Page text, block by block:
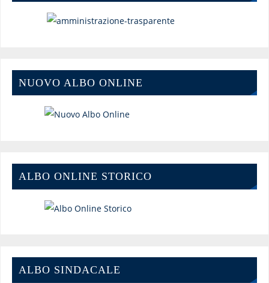
NUOVO ALBO ONLINE
ALBO ONLINE STORICO
ALBO SINDACALE